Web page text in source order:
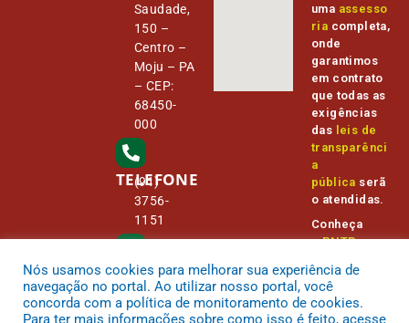
Saudade,
150 –
Centro –
Moju – PA
– CEP:
68450-
000
TELEFONE
(91)
3756-
1151
E-MAIL
camara@
cmmoju.p
a.gov.br
uma assesso
ria completa,
onde
garantimos
em contrato
que todas as
exigências
das leis de
transparênci
a
pública serã
o atendidas.
Conheça
oPNTPe
Transparênc
ia Pública
Nós usamos cookies para melhorar sua experiência de
navegação no portal. Ao utilizar nosso portal, você
concorda com a política de monitoramento de cookies.
Para ter mais informações sobre como isso é feito, acesse